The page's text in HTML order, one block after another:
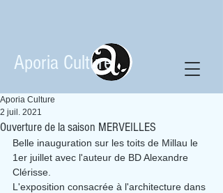
Aporia Culture
Ouverture de la saison MERVEILLES
Aporia Culture
2 juil. 2021
Belle inauguration sur les toits de Millau le
1er juillet avec l'auteur de BD Alexandre
Clérisse.
L'exposition consacrée à l'architecture dans